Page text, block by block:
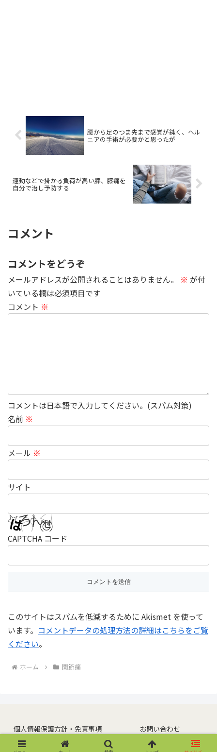
腰から足のつま先まで感覚が鈍く、ヘル
ニアの手術が必要かと思ったが
運動などで掛かる負荷が高い膝、膝痛を
自分で治し予防する
コメント
コメントをどうぞ
メールアドレスが公開されることはありません。 ※ が付
いている欄は必須項目です
コメント ※
コメントは日本語で入力してください。(スパム対策)
名前 ※
メール ※
サイト
CAPTCHA コード
このサイトはスパムを低減するために Akismet を使って
います。 コメントデータの処理方法の詳細はこちらをご覧
ください。
ホーム 関節痛
個人情報保護方針・免責事項
お問い合わせ
© 2018 自分で改善.